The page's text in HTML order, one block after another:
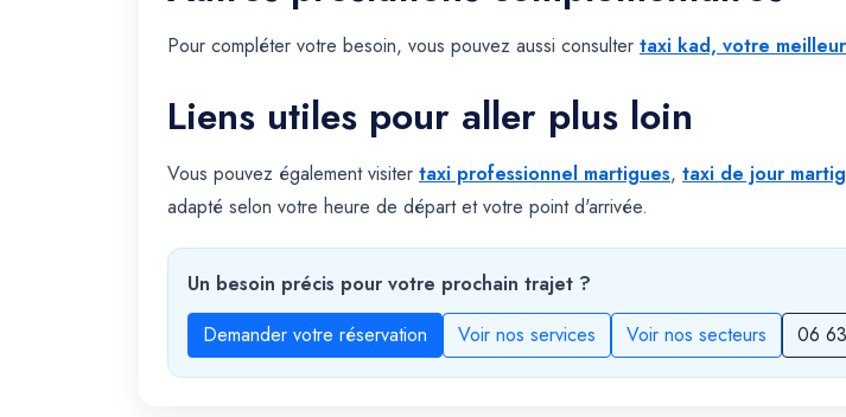
Pour compléter votre besoin, vous pouvez aussi consulter taxi kad, votre
Liens utiles pour aller plus loin
Vous pouvez également visiter taxi professionnel martigues, taxi de jour
adapté selon votre heure de départ et votre point d'arrivée.
Un besoin précis pour votre prochain trajet ?
Demander votre réservation
Voir nos services Voir nos secteurs 06